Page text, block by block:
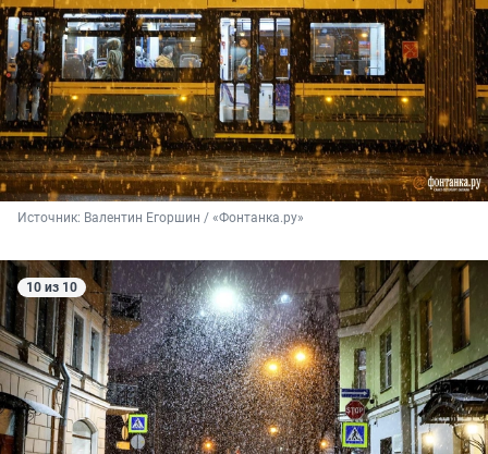
Источник: Валентин Егоршин / «Фонтанка.ру»
10 из 10